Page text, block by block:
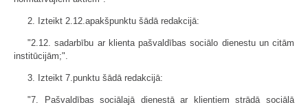
2. Izteikt 2.12.apakšpunktu šādā redakcijā:
"2.12. sadarbību ar klienta pašvaldības sociālo dienestu un citām
institūcijām;".
3. Izteikt 7.punktu šādā redakcijā:
"7. Pašvaldības sociālajā dienestā ar klientiem strādā sociālā